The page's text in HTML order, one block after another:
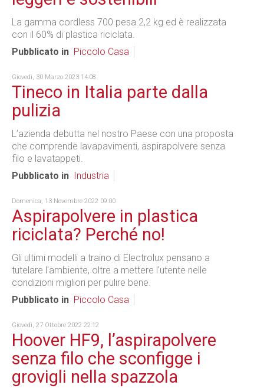
La gamma cordless 700 pesa 2,2 kg ed è realizzata
con il 60% di plastica riciclata.
Pubblicato in Piccolo Casa
Giovedì, 30 Marzo 2023 14:08
Tineco in Italia parte dalla
pulizia
L’azienda debutta nel nostro Paese con una proposta
che comprende lavapavimenti, aspirapolvere senza
filo e lavatappeti.
Pubblicato in
Industria
Domenica, 13 Novembre 2022 09:00
Aspirapolvere in plastica
riciclata? Perché no!
Gli ultimi modelli a traino di Electrolux pensano a
tutelare l'ambiente, oltre a mettere l'utente nelle
condizioni migliori per pulire bene.
Pubblicato in Piccolo Casa
Giovedì, 27 Ottobre 2022 22:12
Hoover HF9, l’aspirapolvere
senza filo che sconfigge i
grovigli nella spazzola